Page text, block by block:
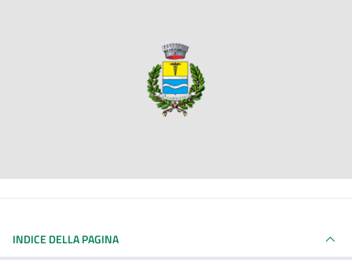
INDICE DELLA PAGINA